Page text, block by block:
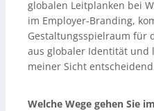
globalen Leitplanken bei
im Employer-Branding,
Gestaltungsspielraum für
aus globaler Identität und
meiner Sicht
Welche Wege gehen Sie